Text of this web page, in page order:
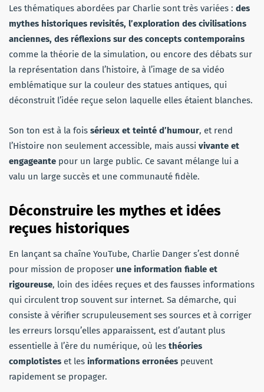
Les thématiques abordées par Charlie sont très variées : des
mythes historiques revisités, l’exploration des civilisations
anciennes, des réflexions sur des concepts contemporains
comme la théorie de la simulation, ou encore des débats sur
la représentation dans l’histoire, à l’image de sa vidéo
emblématique sur la couleur des statues antiques, qui
déconstruit l’idée reçue selon laquelle elles étaient blanches.
Son ton est à la fois sérieux et teinté d’humour, et rend
l’Histoire non seulement accessible, mais aussi vivante et
engageante pour un large public. Ce savant mélange lui a
valu un large succès et une communauté fidèle.
Déconstruire les mythes et idées
reçues historiques
En lançant sa chaîne YouTube, Charlie Danger s’est donné
pour mission de proposer une information fiable et
rigoureuse, loin des idées reçues et des fausses informations
qui circulent trop souvent sur internet. Sa démarche, qui
consiste à vérifier scrupuleusement ses sources et à corriger
les erreurs lorsqu’elles apparaissent, est d’autant plus
essentielle à l’ère du numérique, où les théories
complotistes et les informations erronées peuvent
rapidement se propager.